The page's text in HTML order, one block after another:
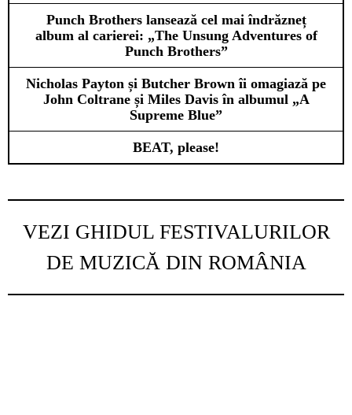
Punch Brothers lansează cel mai îndrăzneț
album al carierei: „The Unsung Adventures of
Punch Brothers”
Nicholas Payton și Butcher Brown îi omagiază pe
John Coltrane și Miles Davis în albumul „A
Supreme Blue”
BEAT, please!
VEZI GHIDUL FESTIVALURILOR
DE MUZICĂ DIN ROMÂNIA